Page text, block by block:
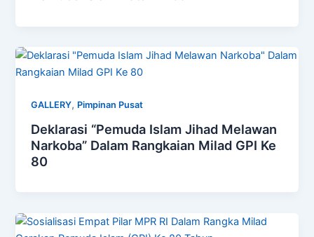
GALLERY, Pimpinan Pusat
Deklarasi “Pemuda Islam Jihad Melawan
Narkoba” Dalam Rangkaian Milad GPI Ke
80